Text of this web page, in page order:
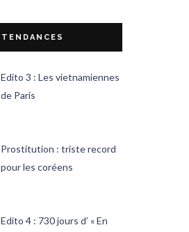
TENDANCES
Edito 3 : Les vietnamiennes
de Paris
Prostitution : triste record
pour les coréens
Edito 4 : 730 jours d’ « En